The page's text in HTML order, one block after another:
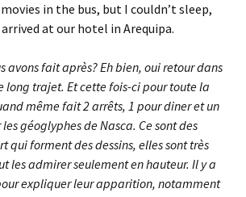
in the bus, but I couldn’t sleep,
at our hotel in Arequipa.
avons fait après? Eh bien, oui retour dans
long trajet. Et cette fois-ci pour toute la
même fait 2 arrêts, 1 pour diner et un
géoglyphes de Nasca. Ce sont des
qui forment des dessins, elles sont très
les admirer seulement en hauteur. Il y a
expliquer leur apparition, notamment